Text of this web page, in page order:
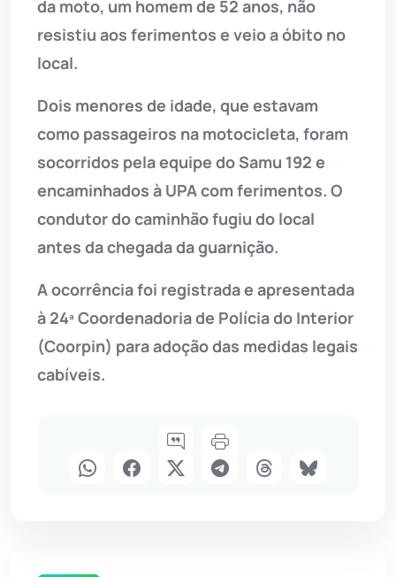
da moto, um homem de 52 anos, não
resistiu aos ferimentos e veio a óbito no
local.
Dois menores de idade, que estavam
como passageiros na motocicleta, foram
socorridos pela equipe do Samu 192 e
encaminhados à UPA com ferimentos. O
condutor do caminhão fugiu do local
antes da chegada da guarnição.
A ocorrência foi registrada e apresentada
à 24ª Coordenadoria de Polícia do Interior
(Coorpin) para adoção das medidas legais
cabíveis.